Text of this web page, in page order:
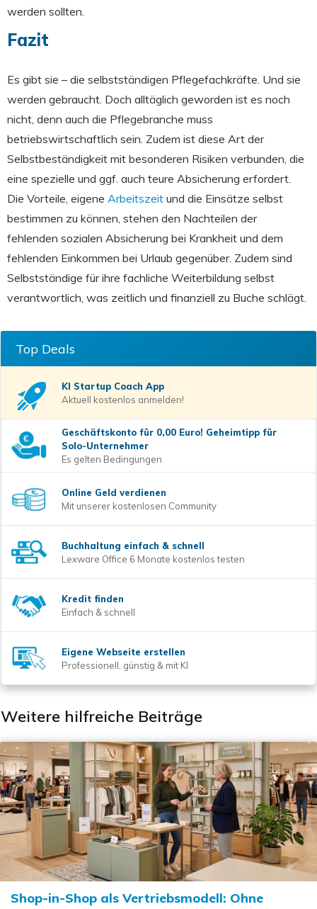
werden sollten.
Fazit
Es gibt sie – die selbstständigen Pflegefachkräfte. Und sie
werden gebraucht. Doch alltäglich geworden ist es noch
nicht, denn auch die Pflegebranche muss
betriebswirtschaftlich sein. Zudem ist diese Art der
Selbstbeständigkeit mit besonderen Risiken verbunden, die
eine spezielle und ggf. auch teure Absicherung erfordert.
Die Vorteile, eigene Arbeitszeit und die Einsätze selbst
bestimmen zu können, stehen den Nachteilen der
fehlenden sozialen Absicherung bei Krankheit und dem
fehlenden Einkommen bei Urlaub gegenüber. Zudem sind
Selbstständige für ihre fachliche Weiterbildung selbst
verantwortlich, was zeitlich und finanziell zu Buche schlägt.
Top Deals
KI Startup Coach App
Aktuell kostenlos anmelden!
Geschäftskonto für 0,00 Euro! Geheimtipp für
Solo-Unternehmer
Es gelten Bedingungen
Online Geld verdienen
Mit unserer kostenlosen Community
Buchhaltung einfach & schnell
Lexware Office 6 Monate kostenlos testen
Kredit finden
Einfach & schnell
Eigene Webseite erstellen
Professionell, günstig & mit KI
Weitere hilfreiche Beiträge
Shop-in-Shop als Vertriebsmodell: Ohne